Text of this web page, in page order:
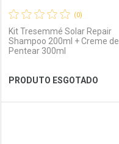
Ver Desconto Convênio
(0)
Kit Tresemmé Solar Repair
Shampoo 200ml + Creme de
Pentear 300ml
PRODUTO ESGOTADO